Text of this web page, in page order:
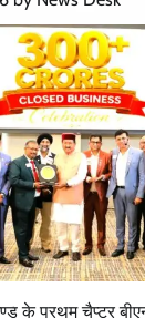
के प्रथम चैप्टर